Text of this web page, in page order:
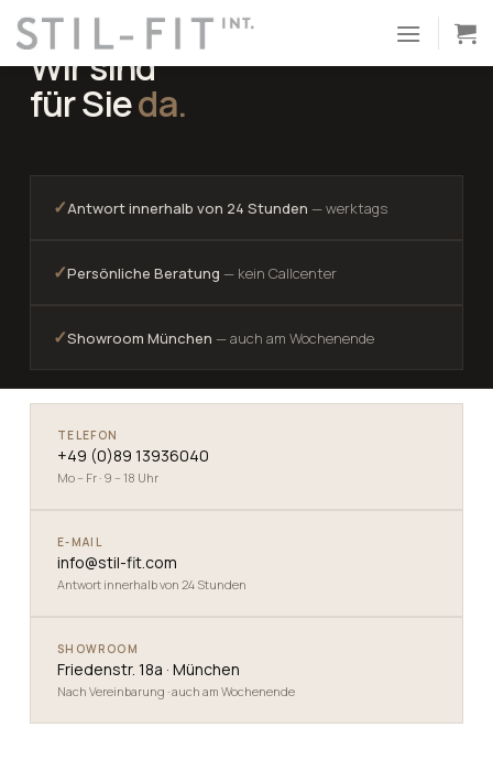
Inhalt
springen
MANUFAKTUR MÜNCHEN · SEIT 2009
Wir sind
für Sieda.
✓Antwort innerhalb von 24 Stunden — werktags
✓Persönliche Beratung — kein Callcenter
✓Showroom München — auch am Wochenende
TELEFON
+49 (0)89 13936040
Mo – Fr · 9 – 18 Uhr
E-MAIL
info@stil-fit.com
Antwort innerhalb von 24 Stunden
SHOWROOM
Friedenstr. 18a · München
Nach Vereinbarung · auch am Wochenende